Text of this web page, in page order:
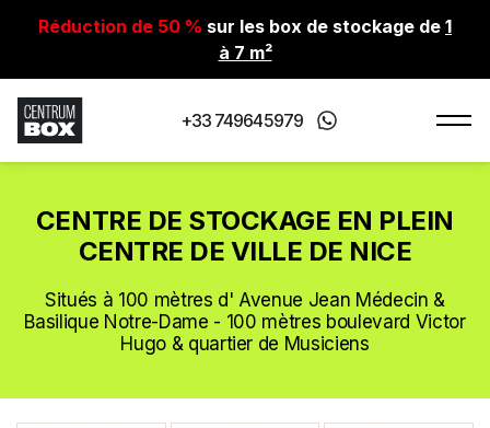
Réduction de 50 % sur les box de stockage de 1
à 7 m²
+33 749645979
CENTRE DE STOCKAGE EN PLEIN
CENTRE DE VILLE DE NICE
Situés à 100 mètres d' Avenue Jean Médecin &
Basilique Notre-Dame - 100 mètres boulevard Victor
Hugo & quartier de Musiciens